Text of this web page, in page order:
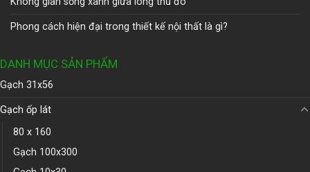
Phong cách hiện đại trong thiết kế nội thất là gì?
DANH MỤC SẢN PHẨM
Gạch 31x56
Gạch ốp lát
80 x 160
Gạch 100x300